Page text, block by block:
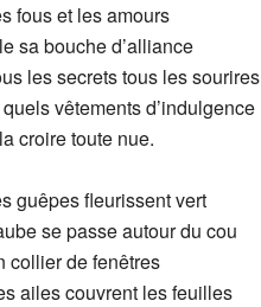
fous et les amours
sa bouche d’alliance
les secrets tous les sourires
quels vêtements d’indulgence
croire toute nue.
guêpes fleurissent vert
se passe autour du cou
collier de fenêtres
ailes couvrent les feuilles